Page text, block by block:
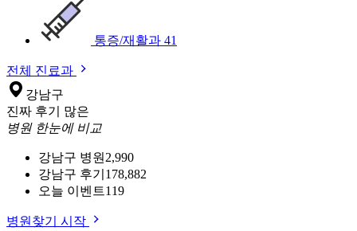
통증/재활과 41
전체 진료과
강남구
진짜 후기 많은
병원 한눈에 비교
강남구 병원 2,990
강남구 후기 178,882
오늘 이벤트119
병원찾기 시작